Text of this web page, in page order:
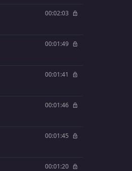
00:02:03
00:01:49
00:01:41
00:01:46
00:01:45
00:01:20